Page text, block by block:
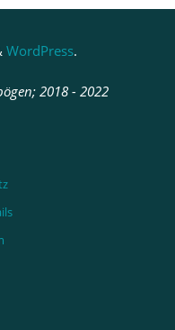
WordPress.
2018 - 2022